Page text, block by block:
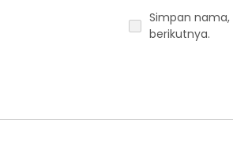
Simpan
berikutnya.